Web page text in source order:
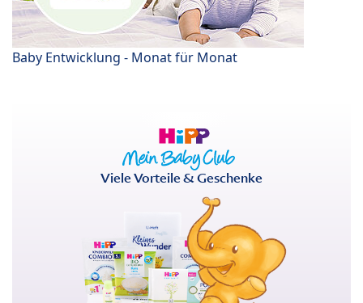
Baby Entwicklung - Monat für Monat
Viele Vorteile & Geschenke